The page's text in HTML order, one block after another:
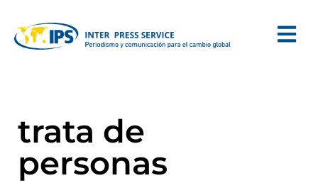
trata de
personas